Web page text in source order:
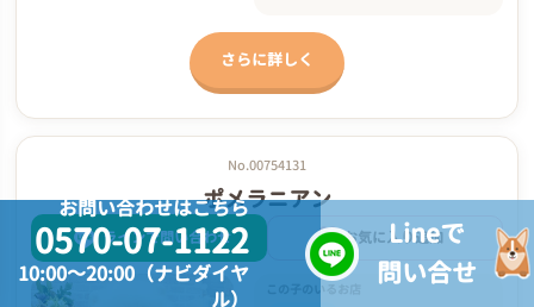
さらに詳しく
No.00754131
ポメラニアン
ラインで問い合わせ お気に入り追加
お問い合わせはこちら
0570-07-1122
10:00～20:00（ナビダイヤ
ル）
Lineで
問い合せ